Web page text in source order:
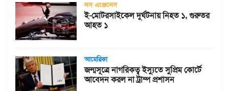
লস এঞ্জেলেস
ই-মোটরসাইকেল দুর্ঘটনায় নিহত ১, গুরুতর
আহত ১
আমেরিকা
জন্মসূত্রে নাগরিকত্ব ইস্যুতে সুপ্রিম কোর্টে
আবেদন করল না ট্রাম্প প্রশাসন